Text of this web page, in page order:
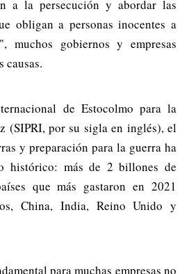
a la persecución y abordar las
obligan a personas inocentes a
muchos gobiernos y empresas
causas.
de Estocolmo para la
(SIPRI, por su sigla en inglés), el
y preparación para la guerra ha
histórico: más de 2 billones de
que más gastaron en 2021
China, India, Reino Unido y
para muchas empresas no